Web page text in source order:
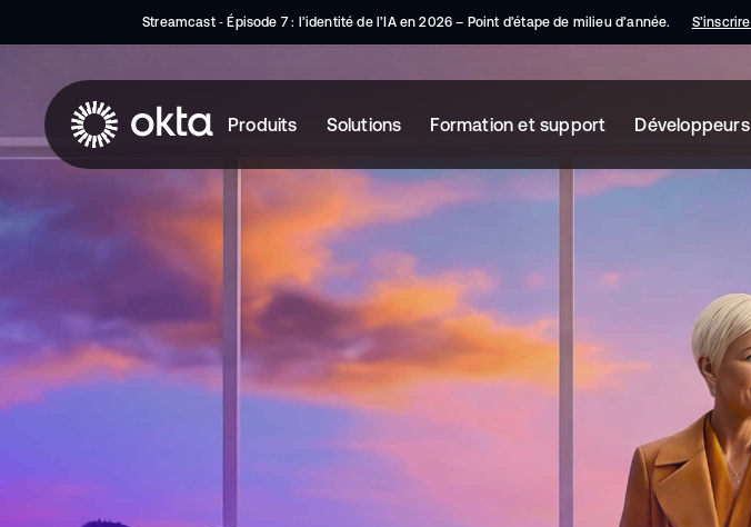
Streamcast ‑ Épisode 7 : l’identité de l’IA en 2026 – Point d’étape de milieu d’année. S’inscrire
Produits Solutions Formation et support Développeurs